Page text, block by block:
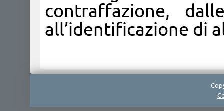
contraffazione,
all’identificazione di